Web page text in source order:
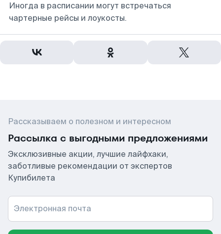
Иногда в расписании могут встречаться
чартерные рейсы и лоукосты.
Рассказываем о полезном и интересном
Рассылка с выгодными предложениями
Эксклюзивные акции, лучшие лайфхаки,
заботливые рекомендации от экспертов
Купибилета
Электронная почта